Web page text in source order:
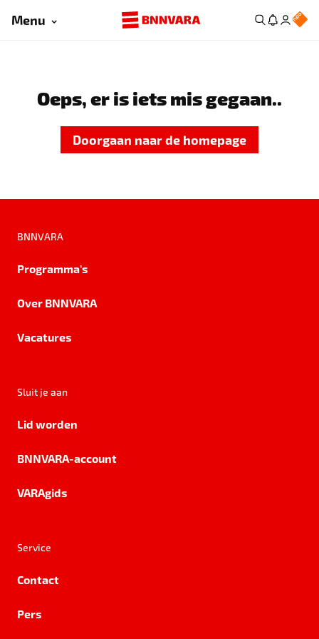
Menu
Oeps, er is iets mis gegaan..
Doorgaan naar de homepage
BNNVARA
Programma's
Over BNNVARA
Vacatures
Sluit je aan
Lid worden
BNNVARA-account
VARAgids
Service
Contact
Pers